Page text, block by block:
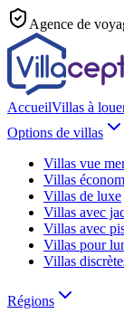
Agence de
AccueilVillas à
Options de villas
Villas vue
Villas
Villas de luxe
Villas avec
Villas avec
Villas pour
Villas
Régions